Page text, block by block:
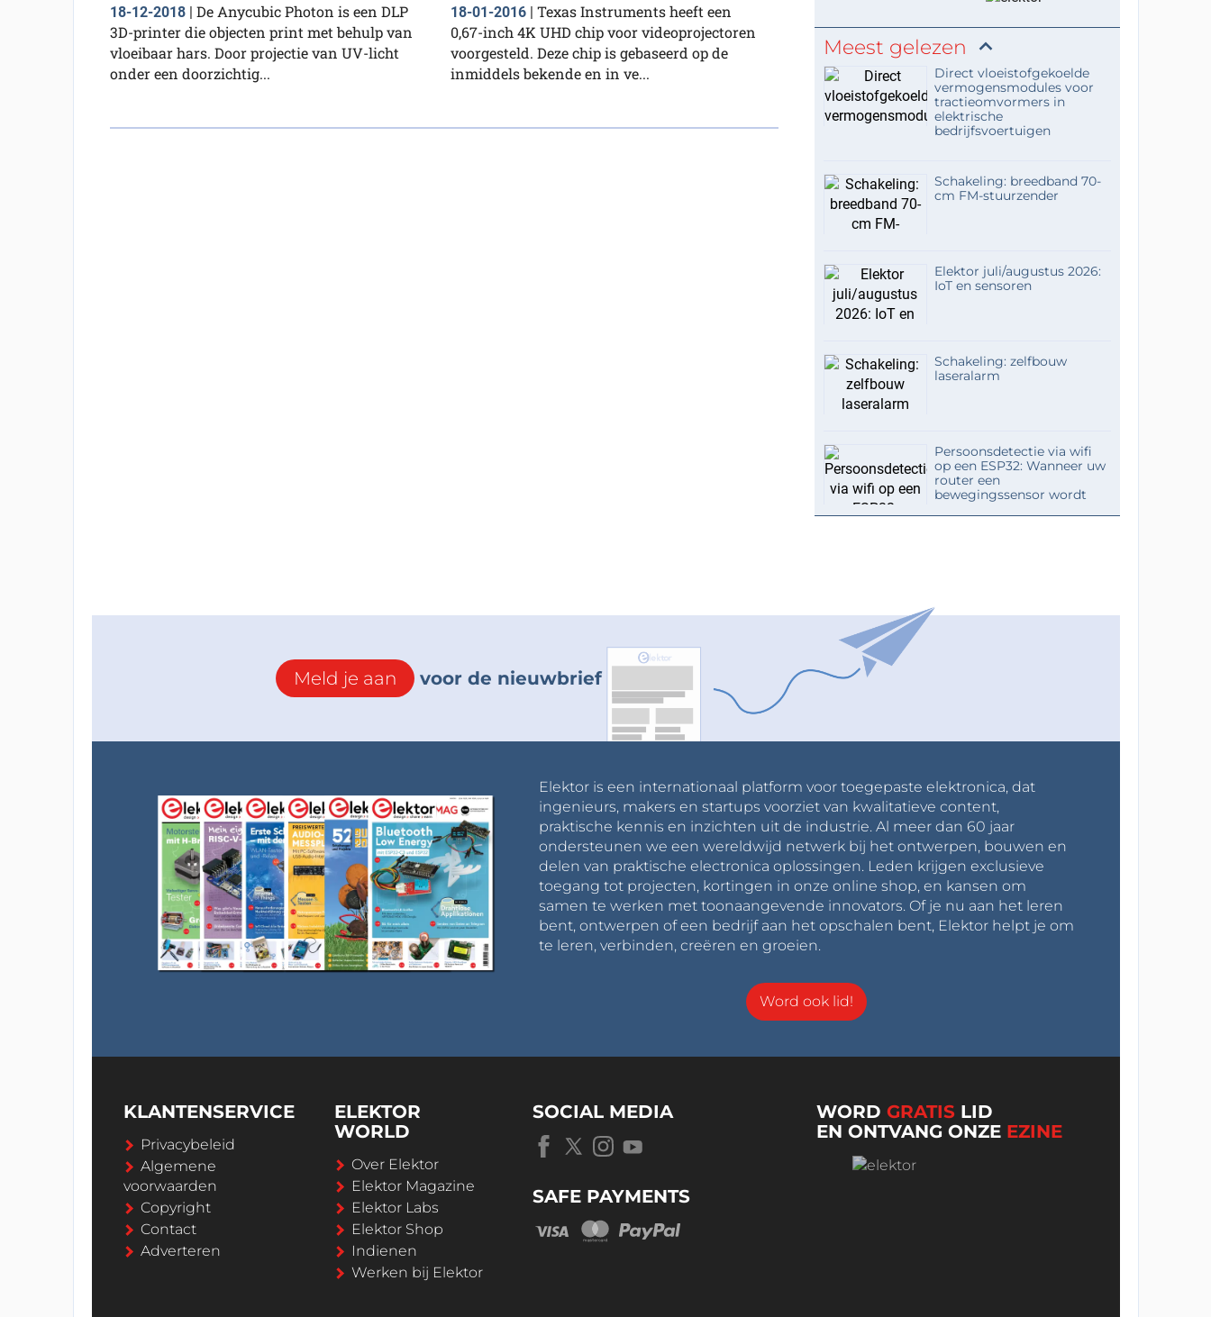
18-12-2018| De Anycubic Photon is een DLP
3D-printer die objecten print met behulp van
vloeibaar hars. Door projectie van UV-licht
onder een doorzichtig...
18-01-2016 | Texas Instruments heeft een
0,67-inch 4K UHD chip voor videoprojectoren
voorgesteld. Deze chip is gebaseerd op de
inmiddels bekende en in ve...
Meest gelezen
Direct vloeistofgekoelde
vermogensmodules voor
tractieomvormers in
elektrische
bedrijfsvoertuigen
Schakeling: breedband 70-
cm FM-stuurzender
Elektor juli/augustus 2026:
IoT en sensoren
Schakeling: zelfbouw
laseralarm
Persoonsdetectie via wifi
op een ESP32: Wanneer uw
router een
bewegingssensor wordt
Meld je aan voor de nieuwbrief
Elektor is een internationaal platform voor toegepaste elektronica, dat
ingenieurs, makers en startups voorziet van kwalitatieve content,
praktische kennis en inzichten uit de industrie. Al meer dan 60 jaar
ondersteunen we een wereldwijd netwerk bij het ontwerpen, bouwen en
delen van praktische electronica oplossingen. Leden krijgen exclusieve
toegang tot projecten, kortingen in onze online shop, en kansen om
samen te werken met toonaangevende innovators. Of je nu aan het leren
bent, ontwerpen of een bedrijf aan het opschalen bent, Elektor helpt je om
te leren, verbinden, creëren en groeien.
Word ook lid!
KLANTENSERVICE
Privacybeleid
Algemene
voorwaarden
Copyright
Contact
Adverteren
ELEKTOR
WORLD
Over Elektor
Elektor Magazine
Elektor Labs
Elektor Shop
Indienen
Werken bij Elektor
SOCIAL MEDIA
SAFE PAYMENTS
WORDGRATIS LID
EN ONTVANG ONZE EZINE